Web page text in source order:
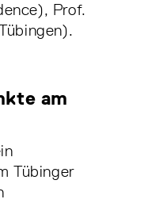
Prof.
am
Tübinger